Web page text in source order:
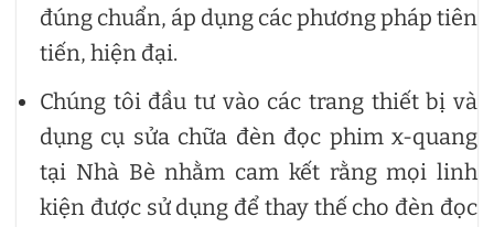
đúng chuẩn, áp dụng các phương pháp tiên
tiến, hiện đại.
Chúng tôi đầu tư vào các trang thiết bị và
dụng cụ sửa chữa đèn đọc phim x-quang
tại Nhà Bè nhằm cam kết rằng mọi linh
kiện được sử dụng để thay thế cho đèn đọc